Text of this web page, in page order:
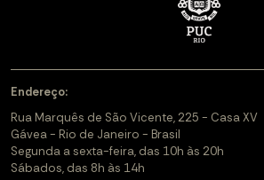
Endereço:
Rua Marquês de São Vicente, 225 - Casa XV
Gávea - Rio de Janeiro - Brasil
Segunda a sexta-feira, das 10h às 20h
Sábados, das 8h às 14h